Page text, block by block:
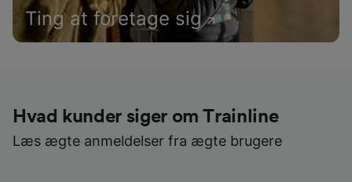
Ting at foretage sig
Hvad kunder siger om Trainline
Læs ægte anmeldelser fra ægte brugere